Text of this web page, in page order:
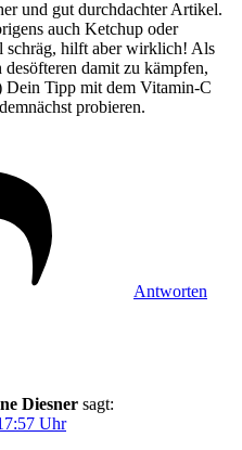
und gut durchdachter Artikel.
auch Ketchup oder
schräg, hilft aber wirklich! Als
damit zu kämpfen,
Dein Tipp mit dem Vitamin-C
probieren.
Antworten
Diesner sagt:
Uhr